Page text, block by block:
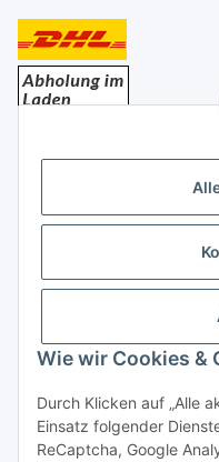
Wie wir Cookies &
Durch Klicken auf „Alle
Einsatz folgender
ReCaptcha, Google
Rechtliches